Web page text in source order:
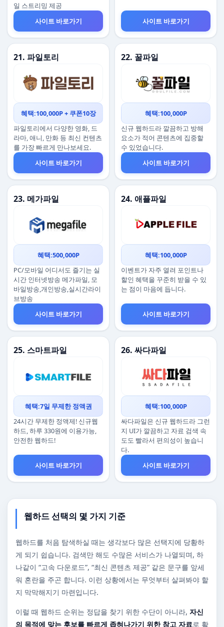
일 스트리밍 제공
사이트 바로가기
사이트 바로가기
21. 파일토리
혜택:100,000P + 쿠폰10장
파일토리에서 다양한 영화, 드
라마, 애니, 만화 등 최신 컨텐츠
를 가장 빠르게 만나보세요.
사이트 바로가기
22. 꿀파일
혜택:100,000P
신규 웹하드라 깔끔하고 방해
요소가 적어 콘텐츠에 집중할
수 있었습니다.
사이트 바로가기
23. 메가파일
혜택:500,000P
PC/모바일 어디서도 즐기는 실
시간 인터넷방송 메가파일, 모
바일방송,개인방송,실시간라이
브방송
사이트 바로가기
24. 애플파일
혜택:100,000P
이벤트가 자주 열려 포인트나
할인 혜택을 꾸준히 받을 수 있
는 점이 마음에 듭니다.
사이트 바로가기
25. 스마트파일
혜택:7일 무제한 정액권
24시간 무제한 정액제! 신규웹
하드, 하루 330원에 이용가능,
안전한 웹하드!
사이트 바로가기
26. 싸다파일
혜택:100,000P
싸다파일은 신규 웹하드라 그런
지 UI가 깔끔하고 자료 검색 속
도도 빨라서 편의성이 높습니
다.
사이트 바로가기
웹하드 선택의 몇 가지 기준
웹하드를 처음 탐색하실 때는 생각보다 많은 선택지에 당황하
게 되기 쉽습니다. 검색만 해도 수많은 서비스가 나열되며, 하
나같이 “고속 다운로드”, “최신 콘텐츠 제공” 같은 문구를 앞세
워 혼란을 주곤 합니다. 이런 상황에서는 무엇부터 살펴봐야 할
지 막막해지기 마련입니다.
이럴 때 웹하드 순위는 정답을 찾기 위한 수단이 아니라, 자신
의 목적에 맞는 후보를 빠르게 좁혀나가기 위한 참고 자료로 활